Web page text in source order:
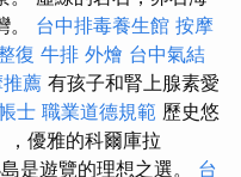
。 台中排毒養生館 按摩
復 牛排 外燴 台中氣結
薦 有孩子和腎上腺素愛
士 職業道德規範 歷史悠
優雅的科爾庫拉
是遊覽的理想之選。 台